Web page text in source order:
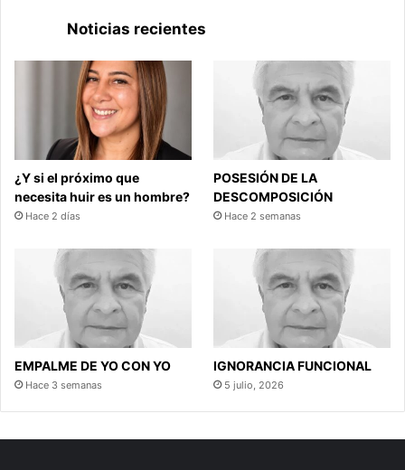
Noticias recientes
¿Y si el próximo que
necesita huir es un hombre?
Hace 2 días
POSESIÓN DE LA
DESCOMPOSICIÓN
Hace 2 semanas
EMPALME DE YO CON YO
Hace 3 semanas
IGNORANCIA FUNCIONAL
5 julio, 2026